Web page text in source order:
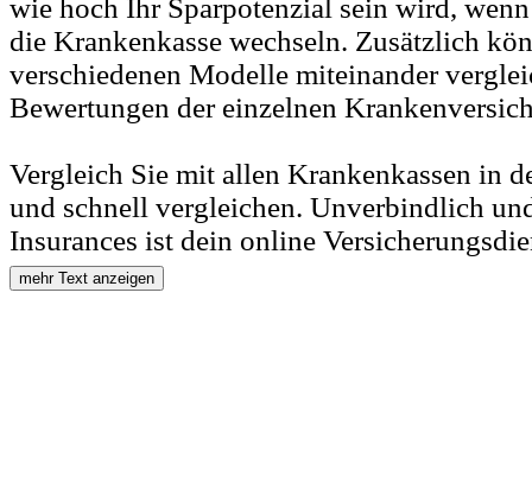
wie hoch Ihr Sparpotenzial sein wird,
die Krankenkasse wechseln. Zusätzlich
verschiedenen Modelle miteinander
Bewertungen der einzelnen
Vergleich Sie mit allen Krankenkassen in
und schnell vergleichen. Unverbindlich
Insurances ist dein online
mehr Text anzeigen